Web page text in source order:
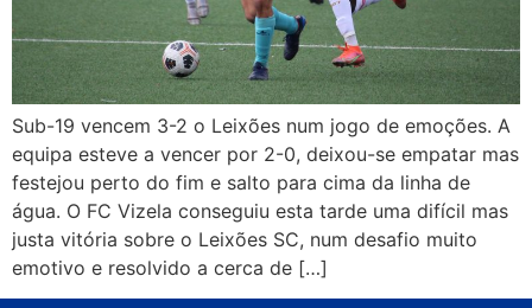
Sub-19 vencem 3-2 o Leixões num jogo de emoções. A
equipa esteve a vencer por 2-0, deixou-se empatar mas
festejou perto do fim e salto para cima da linha de
água. O FC Vizela conseguiu esta tarde uma difícil mas
justa vitória sobre o Leixões SC, num desafio muito
emotivo e resolvido a cerca de […]